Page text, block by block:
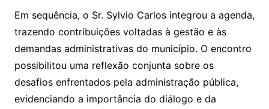
Em sequência, o Sr. Sylvio Carlos integrou a agenda,
trazendo contribuições voltadas à gestão e às
demandas administrativas do município. O encontro
possibilitou uma reflexão conjunta sobre os
desafios enfrentados pela administração pública,
evidenciando a importância do diálogo e da